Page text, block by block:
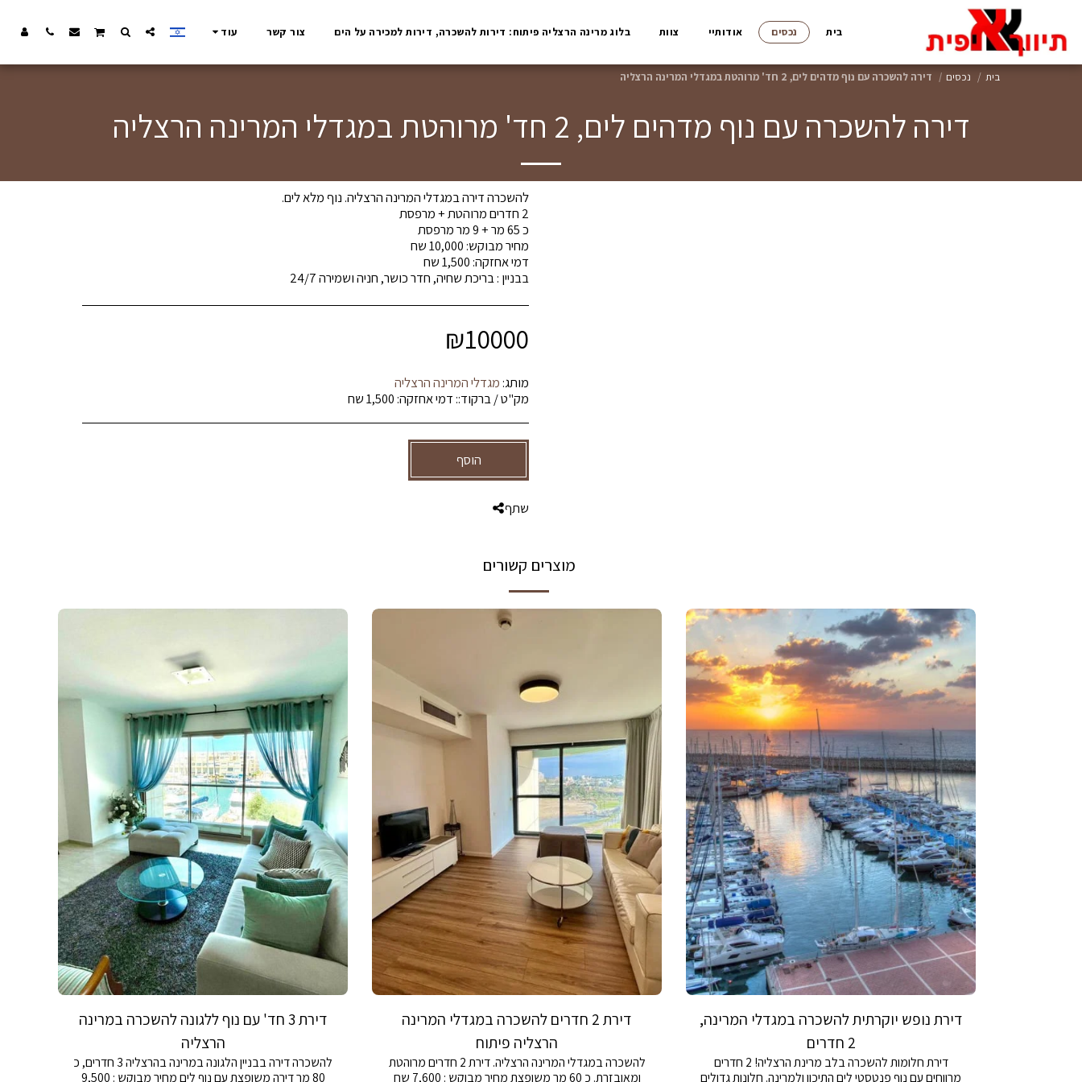
בית נכסים אודותיי צוות בלוג מרינה הרצליה פיתוח: דירות להשכרה, דירות למכירה על הים צור קשר עוד
בית נכסים דירה להשכרה עם נוף מדהים לים, 2 חד' מרוהטת במגדלי המרינה הרצליה
דירה להשכרה עם נוף מדהים לים, 2 חד' מרוהטת במגדלי המרינה הרצליה
בבניין : בריכת שחיה, חדר כושר, חניה ושמירה 24/7
₪10000
מותג: מגדלי המרינה הרצליה
מק"ט / ברקוד:: דמי אחזקה: 1,500 שח
הוסף
שתף
מוצרים קשורים
דירת נופש יוקרתית להשכרה במגדלי המרינה,
2 חדרים
דירת חלומות להשכרה בלב מרינת הרצליה! 2 חדרים
מרווחים עם נוף פנטסטי לים התיכון ולמרינה. חלונות גדולים
דירת 2 חדרים להשכרה במגדלי המרינה
הרצליה פיתוח
להשכרה במגדלי המרינה הרצליה. דירת 2 חדרים מרוהטת
ומאובזרת. כ 60 מר משופצת מחיר מבוקש : 7,600 שח
דירת 3 חד' עם נוף ללגונה להשכרה במרינה
הרצליה
להשכרה דירה בבניין הלגונה במרינה בהרצליה 3 חדרים, כ
80 מר דירה משופצת עם נוף לים מחיר מבוקש : 9,500